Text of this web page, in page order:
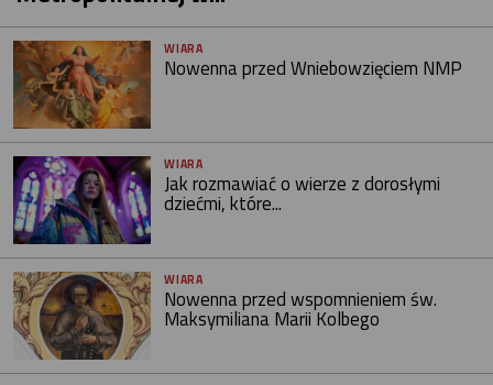
WIARA
Nowenna przed Wniebowzięciem NMP
WIARA
Jak rozmawiać o wierze z dorosłymi
dziećmi, które...
WIARA
Nowenna przed wspomnieniem św.
Maksymiliana Marii Kolbego